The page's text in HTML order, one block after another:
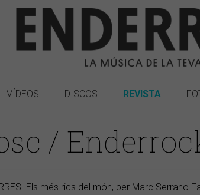
VÍDEOS DISCOS REVISTA
/
Els més rics del món, per Marc Serrano